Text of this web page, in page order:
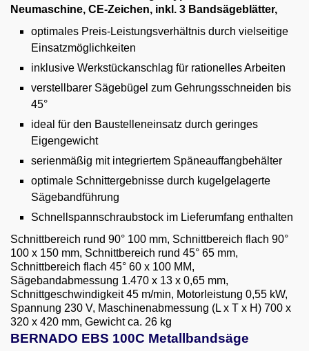
Email
English
Neumaschine, CE-Zeichen, inkl. 3 Bandsägeblätter,
optimales Preis-Leistungsverhältnis durch vielseitige
Einsatzmöglichkeiten
inklusive Werkstückanschlag für rationelles Arbeiten
verstellbarer Sägebügel zum Gehrungsschneiden bis
45°
ideal für den Baustelleneinsatz durch geringes
Eigengewicht
serienmäßig mit integriertem Späneauffangbehälter
optimale Schnittergebnisse durch kugelgelagerte
Sägebandführung
Schnellspannschraubstock im Lieferumfang enthalten
Schnittbereich rund 90° 100 mm, Schnittbereich flach 90°
100 x 150 mm, Schnittbereich rund 45° 65 mm,
Schnittbereich flach 45° 60 x 100 MM,
Sägebandabmessung 1.470 x 13 x 0,65 mm,
Schnittgeschwindigkeit 45 m/min, Motorleistung 0,55 kW,
Spannung 230 V, Maschinenabmessung (L x T x H) 700 x
320 x 420 mm, Gewicht ca. 26 kg
BERNADO EBS 100C Metallbandsäge